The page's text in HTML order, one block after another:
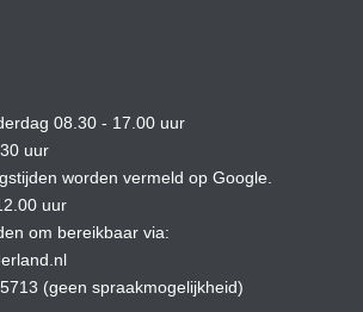
08.30 - 17.00 uur
uur
worden vermeld op Google.
uur
om bereikbaar via:
(geen spraakmogelijkheid)